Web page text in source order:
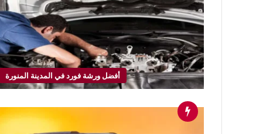
أفضل ورشة فورد في المدينة المنورة